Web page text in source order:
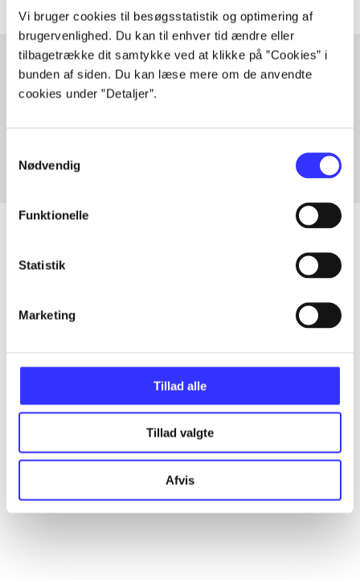
Vi bruger cookies til besøgsstatistik og optimering af
brugervenlighed. Du kan til enhver tid ændre eller
tilbagetrække dit samtykke ved at klikke på ”Cookies” i
bunden af siden. Du kan læse mere om de anvendte
cookies under ”Detaljer”.
Nødvendig
Funktionelle
Statistik
Marketing
Tillad alle
Tillad valgte
Afvis
Artikler med samme emner
...
...